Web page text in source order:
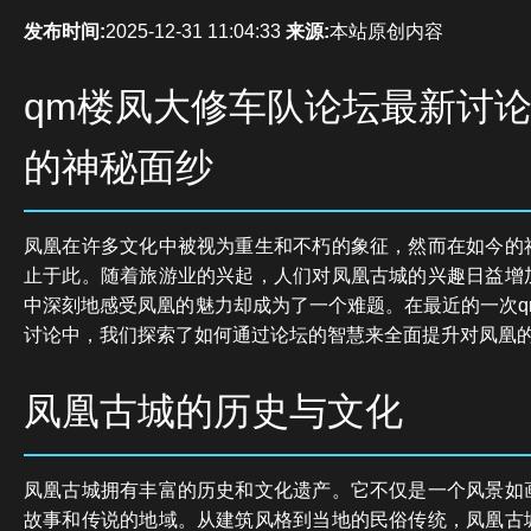
发布时间:2025-12-31 11:04:33 来源:本站原创内容
qm楼凤大修车队论坛最新讨
的神秘面纱
凤凰在许多文化中被视为重生和不朽的象征，然而在如今
止于此。随着旅游业的兴起，人们对凤凰古城的兴趣日益
中深刻地感受凤凰的魅力却成为了一个难题。在最近的一次
讨论中，我们探索了如何通过论坛的智慧来全面提升对凤凰
凤凰古城的历史与文化
凤凰古城拥有丰富的历史和文化遗产。它不仅是一个风景
故事和传说的地域。从建筑风格到当地的民俗传统，凤凰